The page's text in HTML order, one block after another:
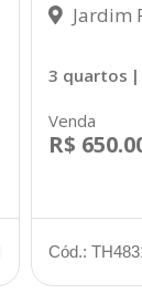
Jardim
3 quartos
Venda
R$
Cód.: